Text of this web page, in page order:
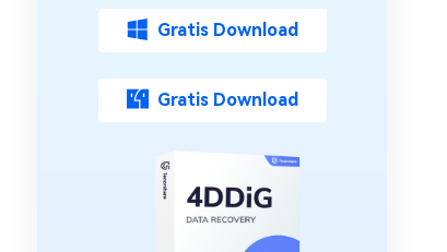
Gratis Download
Gratis Download